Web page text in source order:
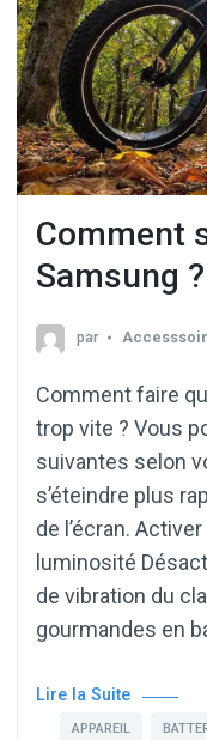
Comment
Samsung ?
par
Comment faire
trop vite ? Vous
suivantes selon
s’éteindre plus
de l’écran.
luminosité
de vibration du
gourmandes en
Lire la Suite
APPAREIL